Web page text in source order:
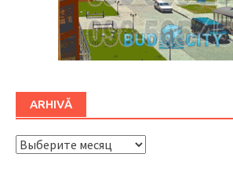
ARHIVĂ
ARHIVĂ